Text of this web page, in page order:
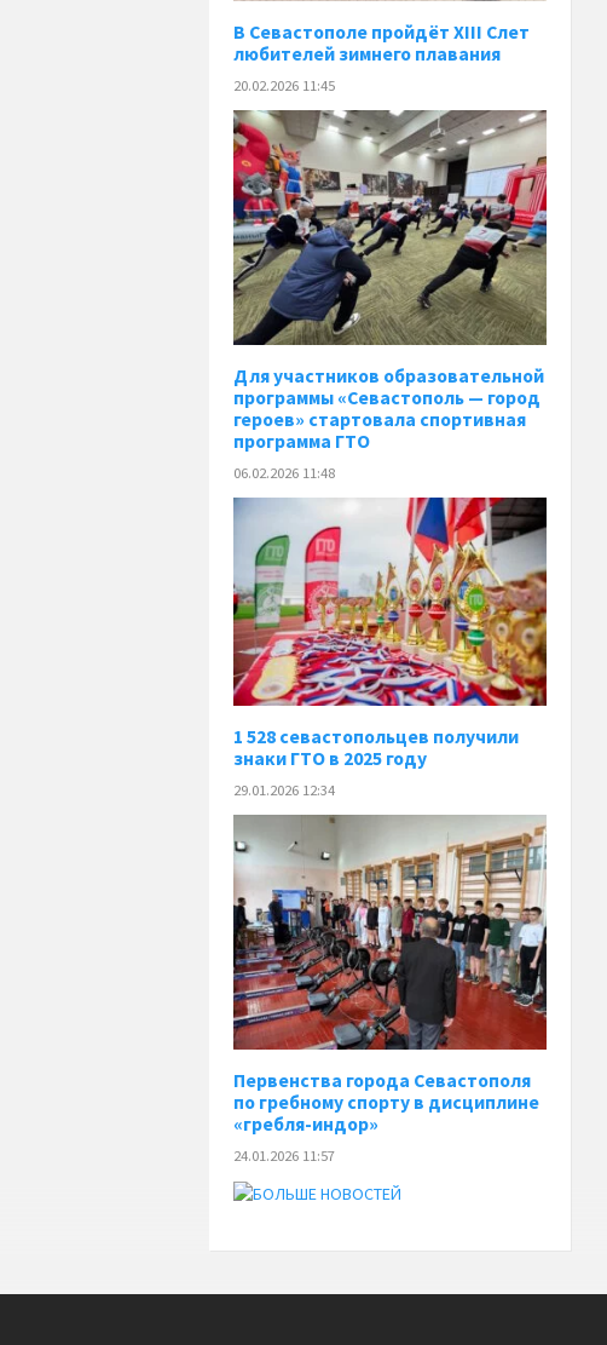
В Севастополе пройдёт XIII Слет
любителей зимнего плавания
20.02.2026 11:45
Для участников образовательной
программы «Севастополь — город
героев» стартовала спортивная
программа ГТО
06.02.2026 11:48
1 528 севастопольцев получили
знаки ГТО в 2025 году
29.01.2026 12:34
Первенства города Севастополя
по гребному спорту в дисциплине
«гребля-индор»
24.01.2026 11:57